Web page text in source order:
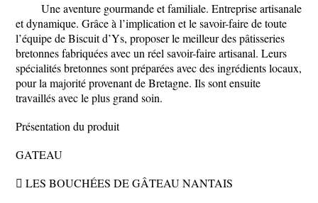
Une aventure gourmande et familiale. Entreprise artisanale
et dynamique. Grâce à l’implication et le savoir-faire de toute
l’équipe de Biscuit d’Ys, proposer le meilleur des pâtisseries
bretonnes fabriquées avec un réel savoir-faire artisanal. Leurs
spécialités bretonnes sont préparées avec des ingrédients locaux,
pour la majorité provenant de Bretagne. Ils sont ensuite
travaillés avec le plus grand soin.
Présentation du produit
GATEAU
 LES BOUCHÉES DE GÂTEAU NANTAIS